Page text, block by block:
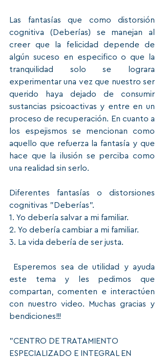
Las fantasías que como distorsión
cognitiva (Deberías) se manejan al
creer que la felicidad depende de
algún suceso en especifico o que la
tranquilidad solo se lograra
experimentar una vez que nuestro ser
querido haya dejado de consumir
sustancias psicoactivas y entre en un
proceso de recuperación. En cuanto a
los espejismos se mencionan como
aquello que refuerza la fantasía y que
hace que la ilusión se perciba como
una realidad sin serlo.
Diferentes fantasías o distorsiones
cognitivas "Deberías".
1. Yo debería salvar a mi familiar.
2. Yo debería cambiar a mi familiar.
3. La vida debería de ser justa.
este tema y les pedimos que
compartan, comenten e interactúen
con nuestro video. Muchas gracias y
bendiciones!!!
"CENTRO DE TRATAMIENTO
ESPECIALIZADO E INTEGRAL EN